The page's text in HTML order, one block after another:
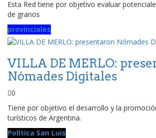
Esta Red tiene por objetivo evaluar
de granos
provinciales
VILLA DE MERLO:
Nómades Digitales
0
Tiene por objetivo el desarrollo y la
turísticos de Argentina.
Política San Luis